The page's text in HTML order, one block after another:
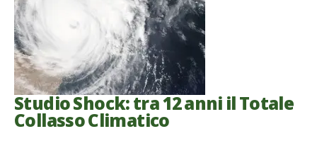
Studio Shock: tra 12 anni il Totale
Collasso Climatico